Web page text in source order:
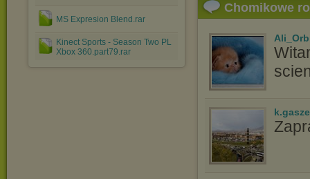
MS Expresion Blend.rar
Kinect Sports - Season Two PL
Xbox 360.part79.rar
Chomikowe